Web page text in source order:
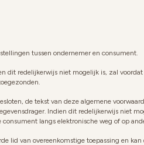
tussen ondernemer en consument.
dit redelijkerwijs niet mogelijk is, zal
de tekst van deze algemene
Indien dit redelijkerwijs niet
langs elektronische weg of op
lid van overeenkomstige toepassing en